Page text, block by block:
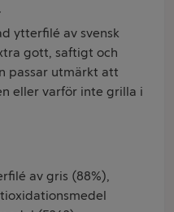
ytterfilé av svensk
gott, saftigt och
passar utmärkt att
eller varför inte grilla i
av gris (88%),